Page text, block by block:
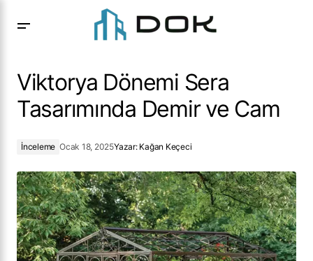
Viktorya Dönemi Sera
Tasarımında Demir ve Cam
İnceleme Ocak 18, 2025Yazar: Kağan Keçeci